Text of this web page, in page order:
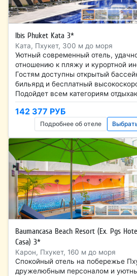
Ibis Phuket Kata 3*
Ката, Пхукет, 300 м до моря
Уютный современный отель,
отношению к пляжу и курортной
Гостям доступны открытый
бильярд и бесплатный
Подойдет всем категориям
142 377 РУБ
Подробнее об отеле
Baumancasa Beach Resort (Ex. Pgs
Casa) 3*
Карон, Пхукет, 160 м до моря
Спокойный отель на побережье
дружелюбным персоналом и